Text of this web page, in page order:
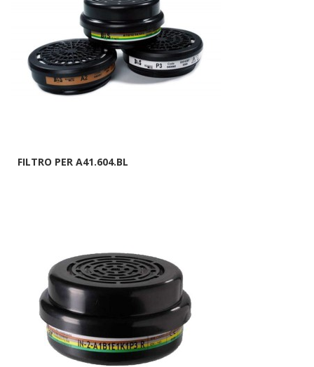
FILTRO PER A41.604.BL